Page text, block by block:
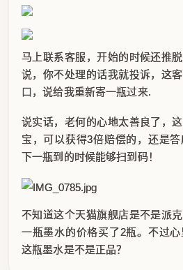
马上联系客服，开始的时候还推
说，你不处理的话我就投诉，这
口，说给我重新寄一瓶过来.
说实话，老何的心地太善良了，
宝，可以获得3倍赔偿的，还是
下一瓶到的时候能够扫到码！
不知道这个天猫旗舰店是不是派
一瓶墨水的价格买了2瓶。不过
这瓶墨水是不是正品？